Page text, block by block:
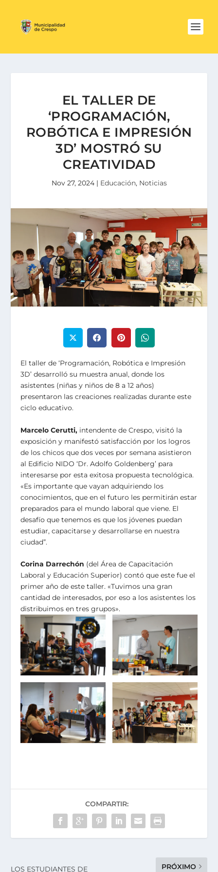
EL TALLER DE
‘PROGRAMACIÓN,
ROBÓTICA E IMPRESIÓN
3D’ MOSTRÓ SU
CREATIVIDAD
Nov 27, 2024| Educación, Noticias
El taller de ‘Programación, Robótica e Impresión
3D’ desarrolló su muestra anual, donde los
asistentes (niñas y niños de 8 a 12 años)
presentaron las creaciones realizadas durante este
ciclo educativo.
Marcelo Cerutti, intendente de Crespo, visitó la
exposición y manifestó satisfacción por los logros
de los chicos que dos veces por semana asistieron
al Edificio NIDO ‘Dr. Adolfo Goldenberg’ para
interesarse por esta exitosa propuesta tecnológica.
«Es importante que vayan adquiriendo los
conocimientos, que en el futuro les permitirán estar
preparados para el mundo laboral que viene. El
desafío que tenemos es que los jóvenes puedan
estudiar, capacitarse y desarrollarse en nuestra
ciudad”.
Corina Darrechón (del Área de Capacitación
Laboral y Educación Superior) contó que este fue el
primer año de este taller. «Tuvimos una gran
cantidad de interesados, por eso a los asistentes los
distribuimos en tres grupos».
COMPARTIR:
LOS ESTUDIANTES DE PRÓXIMO